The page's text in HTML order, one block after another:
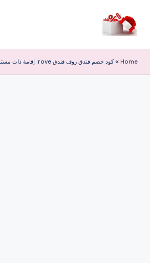
التجاوز
ر
حب
Home
»كود خصم فندق روف فندق rove: إقامة ذات مستوى عالمي بأفضل الأسعار